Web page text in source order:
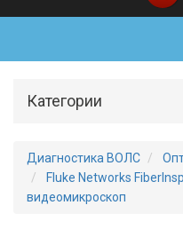
Категории
Диагностика ВОЛС
Fluke Networks
видеомикроскоп